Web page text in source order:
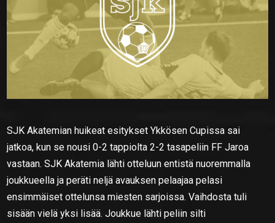
SJK Akatemian huikeat esitykset Ykkösen Cupissa sai
jatkoa, kun se nousi 0-2 tappiolta 2-2 tasapeliin FF Jaroa
vastaan. SJK Akatemia lähti otteluun entistä nuoremmalla
joukkueella ja peräti neljä avauksen pelaajaa pelasi
ensimmäiset ottelunsa miesten sarjoissa. Vaihdosta tuli
sisään vielä yksi lisää. Joukkue lähti peliin silti